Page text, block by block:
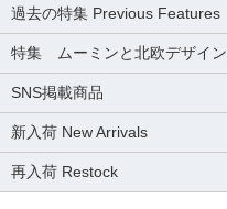
過去の特集 Previous Features
特集 ムーミンと北欧デザイン
SNS掲載商品
新入荷 New Arrivals
再入荷 Restock